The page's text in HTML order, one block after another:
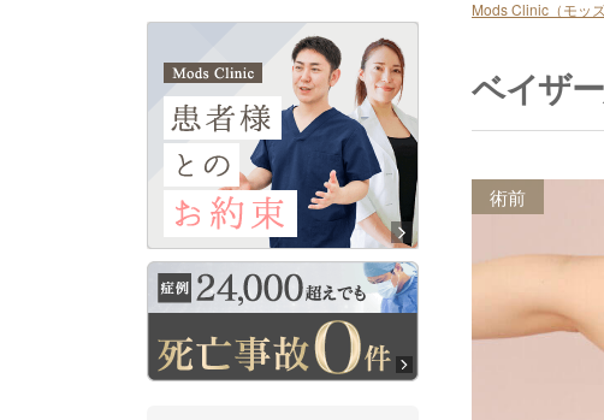
Mods Clinic（モッ
ベイザ
術前